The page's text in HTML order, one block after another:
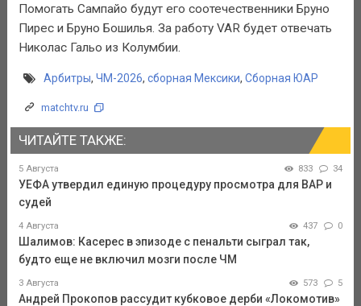
Помогать Сампайо будут его соотечественники Бруно
Пирес и Бруно Бошилья. За работу VAR будет отвечать
Николас Гальо из Колумбии.
Арбитры, ЧМ-2026, сборная Мексики, Сборная ЮАР
matchtv.ru
ЧИТАЙТЕ ТАКЖЕ:
5 Августа 833 34
УЕФА утвердил единую процедуру просмотра для ВАР и
судей
4 Августа 437 0
Шалимов: Касерес в эпизоде с пенальти сыграл так,
будто еще не включил мозги после ЧМ
3 Августа 573 5
Андрей Прокопов рассудит кубковое дерби «Локомотив»